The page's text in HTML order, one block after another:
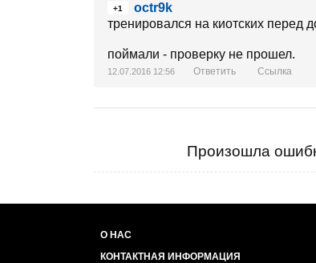
+1
octr9k
тренировался на киотских перед
поймали - проверку не прошел.
12.07.2016 12:56 Ответить Ссылка
Произошла
О НАС
КОНТАКТНАЯ ИНФОРМАЦИЯ